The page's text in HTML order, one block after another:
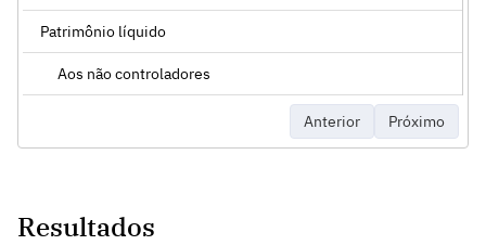
Patrimônio líquido
Aos não controladores
Anterior Próximo
Resultados